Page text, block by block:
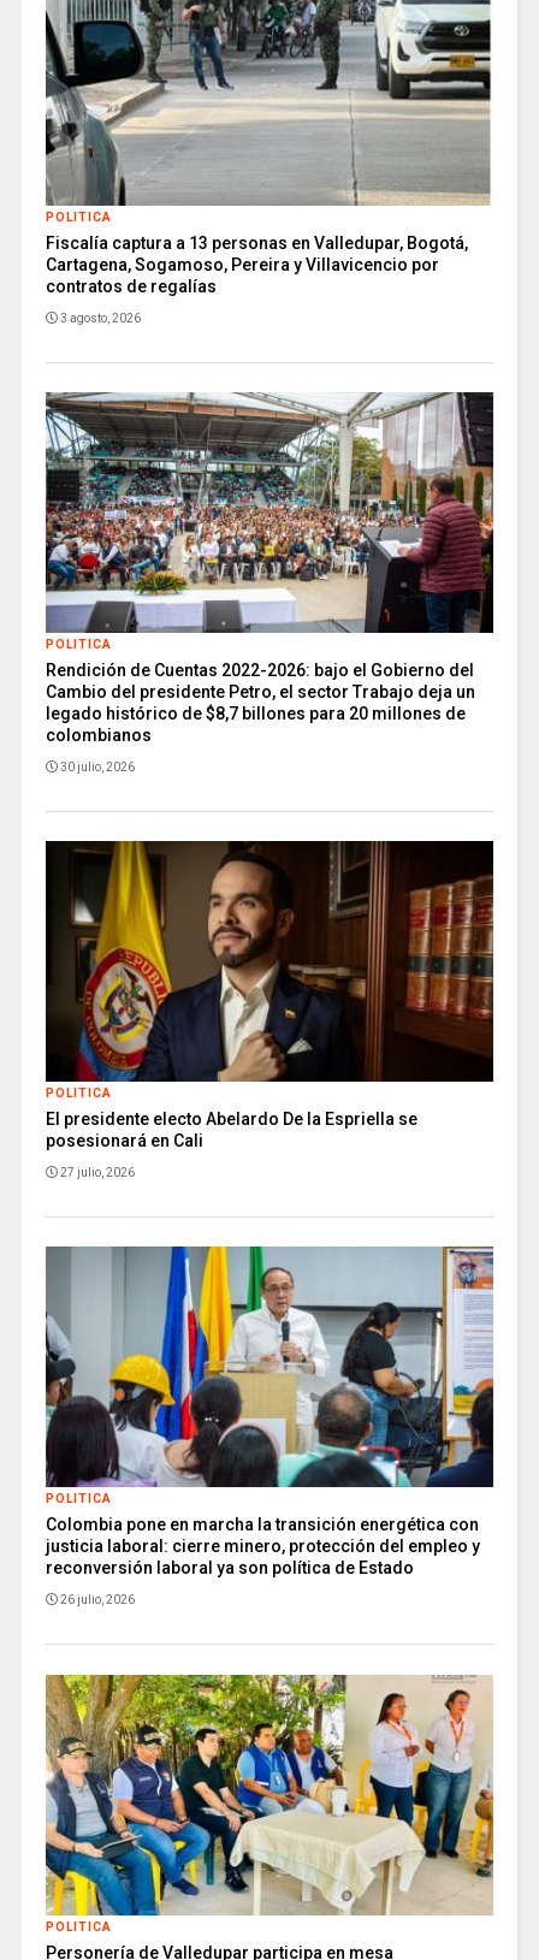
POLITICA
Fiscalía captura a 13 personas en Valledupar, Bogotá,
Cartagena, Sogamoso, Pereira y Villavicencio por
contratos de regalías
3 agosto, 2026
POLITICA
Rendición de Cuentas 2022-2026: bajo el Gobierno del
Cambio del presidente Petro, el sector Trabajo deja un
legado histórico de $8,7 billones para 20 millones de
colombianos
30 julio, 2026
POLITICA
El presidente electo Abelardo De la Espriella se
posesionará en Cali
27 julio, 2026
POLITICA
Colombia pone en marcha la transición energética con
justicia laboral: cierre minero, protección del empleo y
reconversión laboral ya son política de Estado
26 julio, 2026
POLITICA
Personería de Valledupar participa en mesa